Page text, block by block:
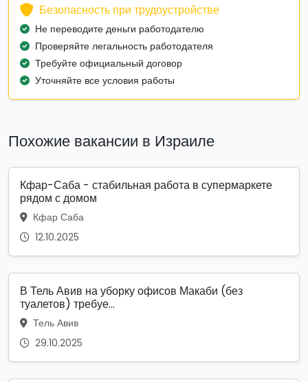
Безопасность при трудоустройстве
Не переводите деньги работодателю
Проверяйте легальность работодателя
Требуйте официальный договор
Уточняйте все условия работы
Похожие вакансии в Израиле
Кфар-Саба - стабильная работа в супермаркете
рядом с домом
Кфар Саба
12.10.2025
В Тель Авив на уборку офисов Макаби (без
туалетов) требуе...
Тель Авив
29.10.2025